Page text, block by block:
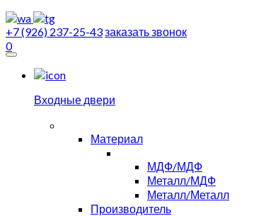
+7 (926) 237-25-43заказать звонок
0
Входные двери
Материал
МДФ/МДФ
Металл/МДФ
Металл/Металл
Производитель